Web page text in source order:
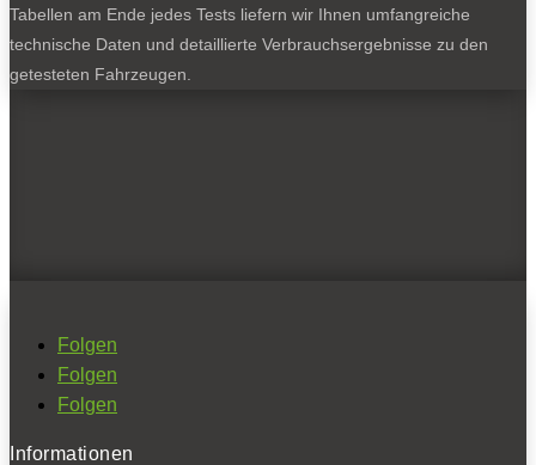
Tabellen am Ende jedes Tests liefern wir Ihnen umfangreiche
technische Daten und detaillierte Verbrauchsergebnisse zu den
getesteten Fahrzeugen.
Folgen
Folgen
Folgen
Informationen